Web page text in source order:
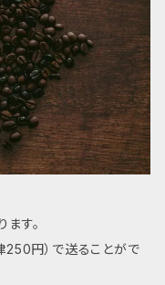
す。
250円）で送ることがで